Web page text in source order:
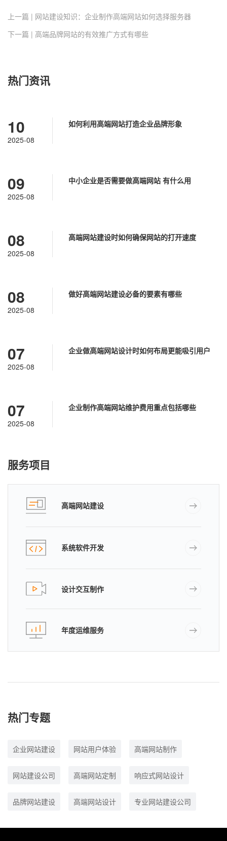
上一篇 | 网站建设知识：企业制作高端网站如何选择服务器
下一篇 | 高端品牌网站的有效推广方式有哪些
热门资讯
10
2025-08
如何利用高端网站打造企业品牌形象
09
2025-08
中小企业是否需要做高端网站 有什么用
08
2025-08
高端网站建设时如何确保网站的打开速度
08
2025-08
做好高端网站建设必备的要素有哪些
07
2025-08
企业做高端网站设计时如何布局更能吸引用户
07
2025-08
企业制作高端网站维护费用重点包括哪些
服务项目
高端网站建设
系统软件开发
设计交互制作
年度运维服务
热门专题
企业网站建设 网站用户体验 高端网站制作
网站建设公司 高端网站定制 响应式网站设计
品牌网站建设 高端网站设计 专业网站建设公司